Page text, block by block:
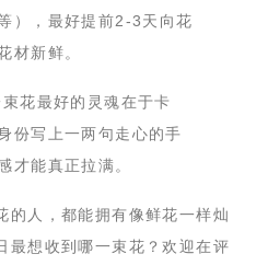
），最好提前2-3天向花
材新鲜。
花最好的灵魂在于卡
份写上一两句走心的手
才能真正拉满。
的人，都能拥有像鲜花一样灿
最想收到哪一束花？欢迎在评